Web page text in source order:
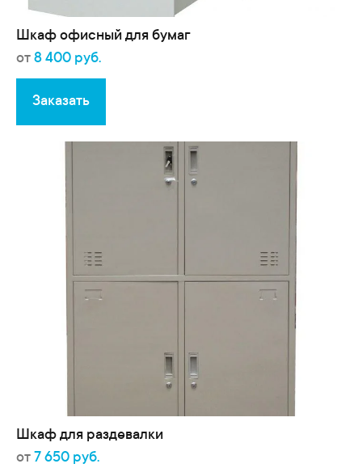
Шкаф офисный для бумаг
от 8 400 руб.
Заказать
Шкаф для раздевалки
от 7 650 руб.